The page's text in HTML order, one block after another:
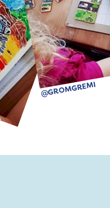
@GROMGREMI